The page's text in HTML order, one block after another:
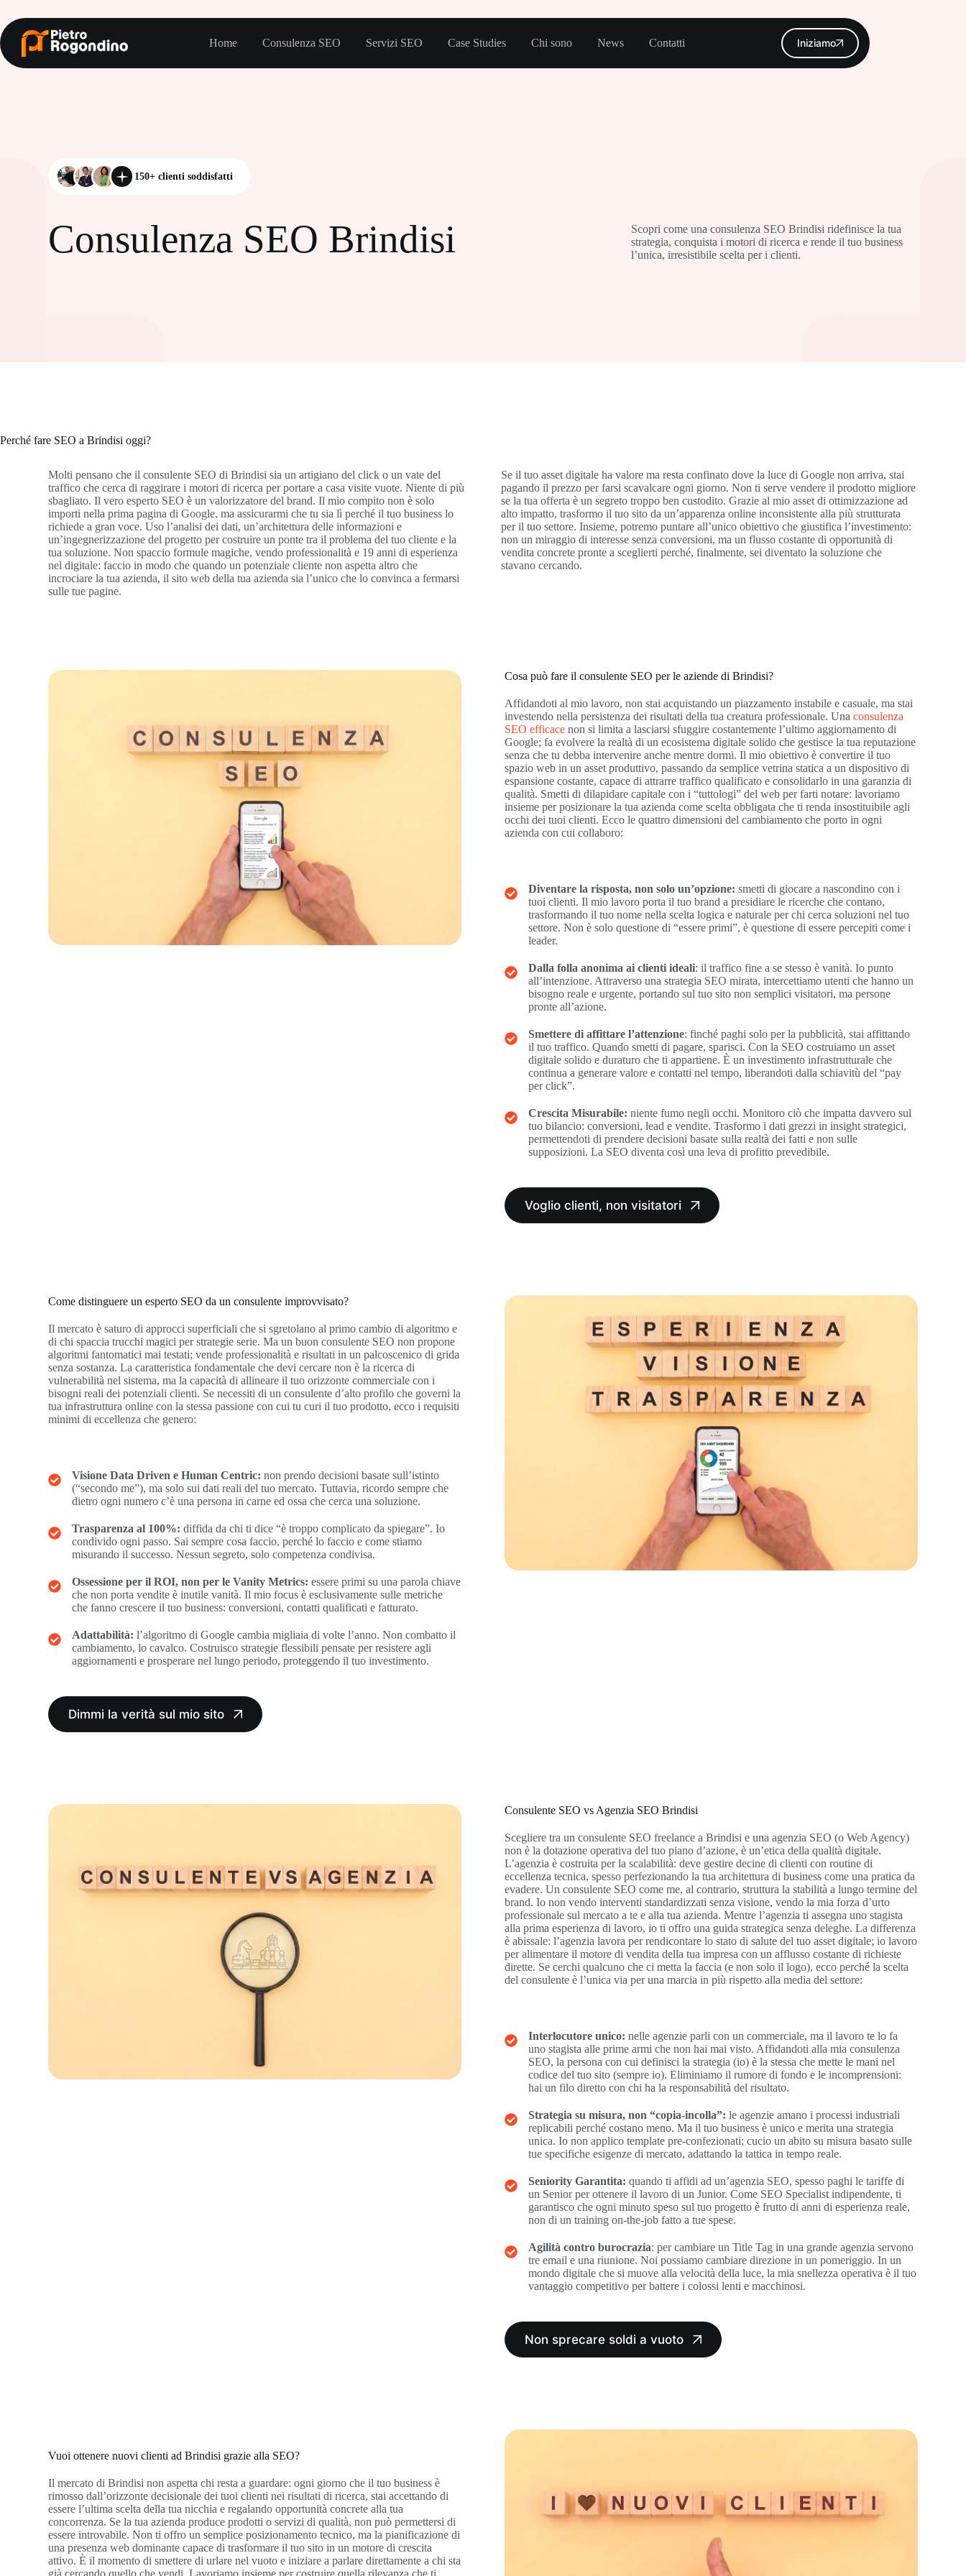
contenuto
Home
Consulenza SEO Servizi SEO Case Studies Chi sono News Contatti Iniziamo
150+ clienti soddisfatti
Consulenza SEO Brindisi
Scopri come una consulenza SEO Brindisi ridefinisce la tua
strategia, conquista i motori di ricerca e rende il tuo business
l’unica, irresistibile scelta per i clienti.
Perché fare SEO a Brindisi oggi?
Molti pensano che il consulente SEO di Brindisi sia un artigiano del click o un vate del
traffico che cerca di raggirare i motori di ricerca per portare a casa visite vuote. Niente di più
sbagliato. Il vero esperto SEO è un valorizzatore del brand. Il mio compito non è solo
importi nella prima pagina di Google, ma assicurarmi che tu sia lì perché il tuo business lo
richiede a gran voce. Uso l’analisi dei dati, un’architettura delle informazioni e
un’ingegnerizzazione del progetto per costruire un ponte tra il problema del tuo cliente e la
tua soluzione. Non spaccio formule magiche, vendo professionalità e 19 anni di esperienza
nel digitale: faccio in modo che quando un potenziale cliente non aspetta altro che
incrociare la tua azienda, il sito web della tua azienda sia l’unico che lo convinca a fermarsi
sulle tue pagine.
Se il tuo asset digitale ha valore ma resta confinato dove la luce di Google non arriva, stai
pagando il prezzo per farsi scavalcare ogni giorno. Non ti serve vendere il prodotto migliore
se la tua offerta è un segreto troppo ben custodito. Grazie al mio asset di ottimizzazione ad
alto impatto, trasformo il tuo sito da un’apparenza online inconsistente alla più strutturata
per il tuo settore. Insieme, potremo puntare all’unico obiettivo che giustifica l’investimento:
non un miraggio di interesse senza conversioni, ma un flusso costante di opportunità di
vendita concrete pronte a sceglierti perché, finalmente, sei diventato la soluzione che
stavano cercando.
Cosa può fare il consulente SEO per le aziende di Brindisi?
Affidandoti al mio lavoro, non stai acquistando un piazzamento instabile e casuale, ma stai
investendo nella persistenza dei risultati della tua creatura professionale. Una consulenza
SEO efficace non si limita a lasciarsi sfuggire costantemente l’ultimo aggiornamento di
Google; fa evolvere la realtà di un ecosistema digitale solido che gestisce la tua reputazione
senza che tu debba intervenire anche mentre dormi. Il mio obiettivo è convertire il tuo
spazio web in un asset produttivo, passando da semplice vetrina statica a un dispositivo di
espansione costante, capace di attrarre traffico qualificato e consolidarlo in una garanzia di
qualità. Smetti di dilapidare capitale con i “tuttologi” del web per farti notare: lavoriamo
insieme per posizionare la tua azienda come scelta obbligata che ti renda insostituibile agli
occhi dei tuoi clienti. Ecco le quattro dimensioni del cambiamento che porto in ogni
azienda con cui collaboro:
Diventare la risposta, non solo un’opzione: smetti di giocare a nascondino con i
tuoi clienti. Il mio lavoro porta il tuo brand a presidiare le ricerche che contano,
trasformando il tuo nome nella scelta logica e naturale per chi cerca soluzioni nel tuo
settore. Non è solo questione di “essere primi”, è questione di essere percepiti come i
leader.
Dalla folla anonima ai clienti ideali: il traffico fine a se stesso è vanità. Io punto
all’intenzione. Attraverso una strategia SEO mirata, intercettiamo utenti che hanno un
bisogno reale e urgente, portando sul tuo sito non semplici visitatori, ma persone
pronte all’azione.
Smettere di affittare l’attenzione: finché paghi solo per la pubblicità, stai affittando
il tuo traffico. Quando smetti di pagare, sparisci. Con la SEO costruiamo un asset
digitale solido e duraturo che ti appartiene. È un investimento infrastrutturale che
continua a generare valore e contatti nel tempo, liberandoti dalla schiavitù del “pay
per click”.
Crescita Misurabile: niente fumo negli occhi. Monitoro ciò che impatta davvero sul
tuo bilancio: conversioni, lead e vendite. Trasformo i dati grezzi in insight strategici,
permettendoti di prendere decisioni basate sulla realtà dei fatti e non sulle
supposizioni. La SEO diventa così una leva di profitto prevedibile.
Voglio clienti, non visitatori
Come distinguere un esperto SEO da un consulente improvvisato?
Il mercato è saturo di approcci superficiali che si sgretolano al primo cambio di algoritmo e
di chi spaccia trucchi magici per strategie serie. Ma un buon consulente SEO non propone
algoritmi fantomatici mai testati; vende professionalità e risultati in un palcoscenico di grida
senza sostanza. La caratteristica fondamentale che devi cercare non è la ricerca di
vulnerabilità nel sistema, ma la capacità di allineare il tuo orizzonte commerciale con i
bisogni reali dei potenziali clienti. Se necessiti di un consulente d’alto profilo che governi la
tua infrastruttura online con la stessa passione con cui tu curi il tuo prodotto, ecco i requisiti
minimi di eccellenza che genero:
Visione Data Driven e Human Centric: non prendo decisioni basate sull’istinto
(“secondo me”), ma solo sui dati reali del tuo mercato. Tuttavia, ricordo sempre che
dietro ogni numero c’è una persona in carne ed ossa che cerca una soluzione.
Trasparenza al 100%: diffida da chi ti dice “è troppo complicato da spiegare”. Io
condivido ogni passo. Sai sempre cosa faccio, perché lo faccio e come stiamo
misurando il successo. Nessun segreto, solo competenza condivisa.
Ossessione per il ROI, non per le Vanity Metrics: essere primi su una parola chiave
che non porta vendite è inutile vanità. Il mio focus è esclusivamente sulle metriche
che fanno crescere il tuo business: conversioni, contatti qualificati e fatturato.
Adattabilità: l’algoritmo di Google cambia migliaia di volte l’anno. Non combatto il
cambiamento, lo cavalco. Costruisco strategie flessibili pensate per resistere agli
aggiornamenti e prosperare nel lungo periodo, proteggendo il tuo investimento.
Dimmi la verità sul mio sito
Consulente SEO vs Agenzia SEO Brindisi
Scegliere tra un consulente SEO freelance a Brindisi e una agenzia SEO (o Web Agency)
non è la dotazione operativa del tuo piano d’azione, è un’etica della qualità digitale.
L’agenzia è costruita per la scalabilità: deve gestire decine di clienti con routine di
eccellenza tecnica, spesso perfezionando la tua architettura di business come una pratica da
evadere. Un consulente SEO come me, al contrario, struttura la stabilità a lungo termine del
brand. Io non vendo interventi standardizzati senza visione, vendo la mia forza d’urto
professionale sul mercato a te e alla tua azienda. Mentre l’agenzia ti assegna uno stagista
alla prima esperienza di lavoro, io ti offro una guida strategica senza deleghe. La differenza
è abissale: l’agenzia lavora per rendicontare lo stato di salute del tuo asset digitale; io lavoro
per alimentare il motore di vendita della tua impresa con un afflusso costante di richieste
dirette. Se cerchi qualcuno che ci metta la faccia (e non solo il logo), ecco perché la scelta
del consulente è l’unica via per una marcia in più rispetto alla media del settore:
Interlocutore unico: nelle agenzie parli con un commerciale, ma il lavoro te lo fa
uno stagista alle prime armi che non hai mai visto. Affidandoti alla mia consulenza
SEO, la persona con cui definisci la strategia (io) è la stessa che mette le mani nel
codice del tuo sito (sempre io). Eliminiamo il rumore di fondo e le incomprensioni:
hai un filo diretto con chi ha la responsabilità del risultato.
Strategia su misura, non “copia-incolla”: le agenzie amano i processi industriali
replicabili perché costano meno. Ma il tuo business è unico e merita una strategia
unica. Io non applico template pre-confezionati; cucio un abito su misura basato sulle
tue specifiche esigenze di mercato, adattando la tattica in tempo reale.
Seniority Garantita: quando ti affidi ad un’agenzia SEO, spesso paghi le tariffe di
un Senior per ottenere il lavoro di un Junior. Come SEO Specialist indipendente, ti
garantisco che ogni minuto speso sul tuo progetto è frutto di anni di esperienza reale,
non di un training on-the-job fatto a tue spese.
Agilità contro burocrazia: per cambiare un Title Tag in una grande agenzia servono
tre email e una riunione. Noi possiamo cambiare direzione in un pomeriggio. In un
mondo digitale che si muove alla velocità della luce, la mia snellezza operativa è il tuo
vantaggio competitivo per battere i colossi lenti e macchinosi.
Non sprecare soldi a vuoto
Vuoi ottenere nuovi clienti ad Brindisi grazie alla SEO?
Il mercato di Brindisi non aspetta chi resta a guardare: ogni giorno che il tuo business è
rimosso dall’orizzonte decisionale dei tuoi clienti nei risultati di ricerca, stai accettando di
essere l’ultima scelta della tua nicchia e regalando opportunità concrete alla tua
concorrenza. Se la tua azienda produce prodotti o servizi di qualità, non può permettersi di
essere introvabile. Non ti offro un semplice posizionamento tecnico, ma la pianificazione di
una presenza web dominante capace di trasformare il tuo sito in un motore di crescita
attivo. È il momento di smettere di urlare nel vuoto e iniziare a parlare direttamente a chi sta
già cercando quello che vendi. Lavoriamo insieme per costruire quella rilevanza che ti